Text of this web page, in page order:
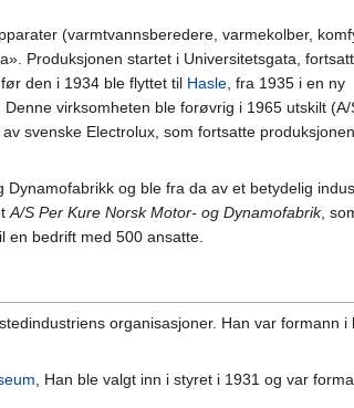
(varmtvannsberedere, varmekolber,
Produksjonen startet i Universitetsgata,
den i 1934 ble flyttet til Hasle, fra 1935 i en ny
virksomheten ble forøvrig i 1965 utskilt (A/
svenske Electrolux, som fortsatte
og ble fra da av et betydelig
A/S Per Kure Norsk Motor- og Dynamofabrik,
en bedrift med 500 ansatte.
organisasjoner. Han var formann i
, Han ble valgt inn i styret i 1931 og var